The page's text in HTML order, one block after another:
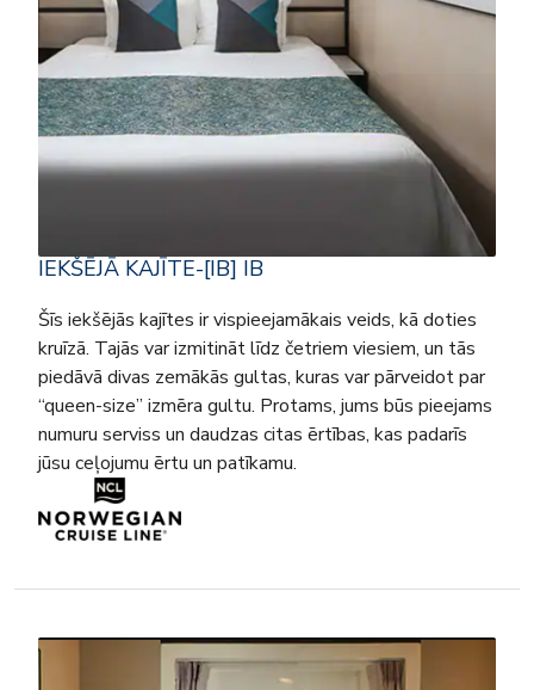
IEKŠĒJĀ KAJĪTE-[IB] IB
Šīs iekšējās kajītes ir vispieejamākais veids, kā doties
kruīzā. Tajās var izmitināt līdz četriem viesiem, un tās
piedāvā divas zemākās gultas, kuras var pārveidot par
“queen-size” izmēra gultu. Protams, jums būs pieejams
numuru serviss un daudzas citas ērtības, kas padarīs
jūsu ceļojumu ērtu un patīkamu.